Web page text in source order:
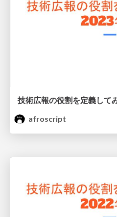
技術広報の役割を定義して
afroscript